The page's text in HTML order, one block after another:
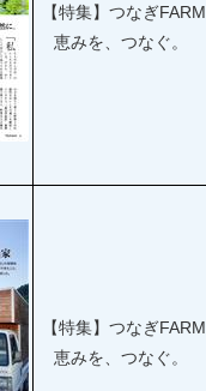
【特集】つなぎFARM
恵みを、つなぐ。
【特集】つなぎFARM
恵みを、つなぐ。